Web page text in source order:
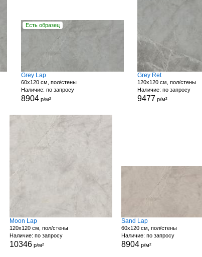
Есть образец
Grey Lap
60x120 см, пол/стены
Наличие: по запросу
8904р/м²
Grey Ret
120x120 см, пол/стены
Наличие: по запросу
9477 р/м²
Moon Lap
120x120 см, пол/стены
Наличие: по запросу
10346р/м²
Sand Lap
60x120 см, пол/стены
Наличие: по запросу
8904 р/м²